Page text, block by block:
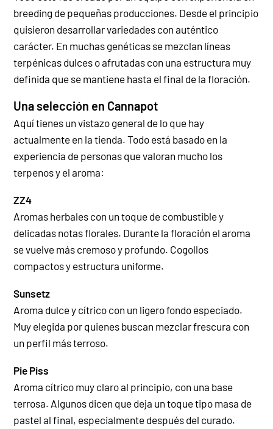
breeding de pequeñas producciones. Desde el principio
quisieron desarrollar variedades con auténtico
carácter. En muchas genéticas se mezclan líneas
terpénicas dulces o afrutadas con una estructura muy
definida que se mantiene hasta el final de la floración.
Una selección en Cannapot
Aquí tienes un vistazo general de lo que hay
actualmente en la tienda. Todo está basado en la
experiencia de personas que valoran mucho los
terpenos y el aroma:
ZZ4
Aromas herbales con un toque de combustible y
delicadas notas florales. Durante la floración el aroma
se vuelve más cremoso y profundo. Cogollos
compactos y estructura uniforme.
Sunsetz
Aroma dulce y cítrico con un ligero fondo especiado.
Muy elegida por quienes buscan mezclar frescura con
un perfil más terroso.
Pie Piss
Aroma cítrico muy claro al principio, con una base
terrosa. Algunos dicen que deja un toque tipo masa de
pastel al final, especialmente después del curado.